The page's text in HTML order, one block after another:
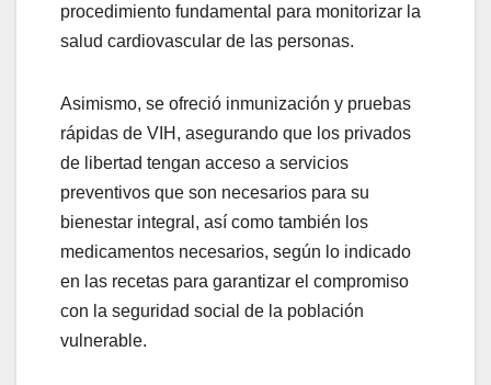
procedimiento fundamental para monitorizar la
salud cardiovascular de las personas.
Asimismo, se ofreció inmunización y pruebas
rápidas de VIH, asegurando que los privados
de libertad tengan acceso a servicios
preventivos que son necesarios para su
bienestar integral, así como también los
medicamentos necesarios, según lo indicado
en las recetas para garantizar el compromiso
con la seguridad social de la población
vulnerable.